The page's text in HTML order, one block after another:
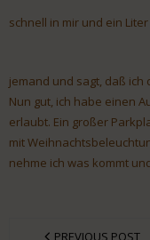
schnell in mir und ein
jemand und sagt, daß
Nun gut, ich habe einen
erlaubt. Ein großer
mit
nehme ich was kommt
PREVIOUS POST